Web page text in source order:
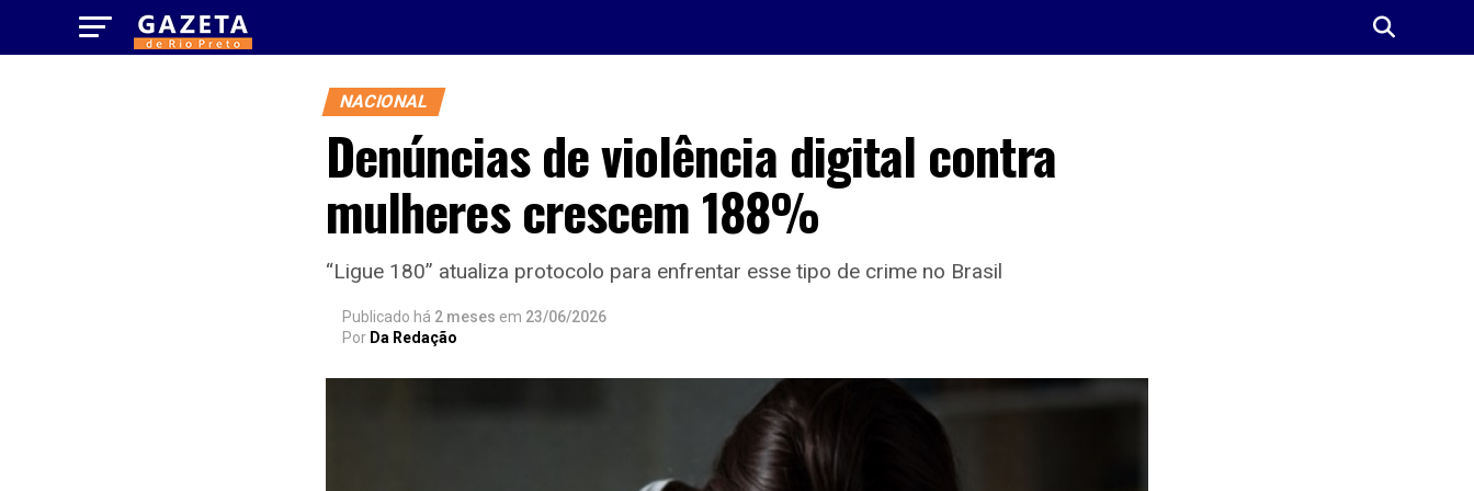
NACIONAL
Denúncias de violência digital contra
mulheres crescem 188%
“Ligue 180” atualiza protocolo para enfrentar esse tipo de crime no Brasil
Publicado há 2 meses em 23/06/2026
Por Da Redação